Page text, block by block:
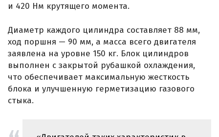
и 420 Нм крутящего момента.
Диаметр каждого цилиндра составляет 88 мм,
ход поршня — 90 мм, а масса всего двигателя
заявлена на уровне 150 кг. Блок цилиндров
выполнен с закрытой рубашкой охлаждения,
что обеспечивает максимальную жесткость
блока и улучшенную герметизацию газового
стыка.